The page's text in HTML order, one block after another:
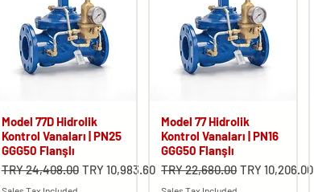
Model 77D Hidrolik
Kontrol Vanaları | PN25
GGG50 Flanşlı
Regular Price
TRY 24,408.00 Sale Price
TRY 10,983.60
Model 77 Hidrolik
Kontrol Vanaları | PN16
GGG50 Flanşlı
Regular Price
TRY 22,680.00 Sale Price
TRY 10,206.00